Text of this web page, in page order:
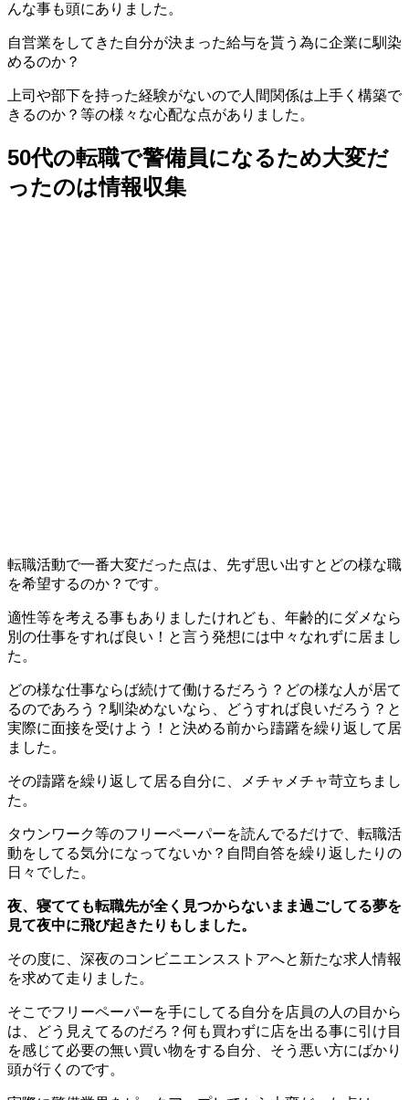
んな事も頭にありました。
自営業をしてきた自分が決まった給与を貰う為に企業に馴染
めるのか？
上司や部下を持った経験がないので人間関係は上手く構築で
きるのか？等の様々な心配な点がありました。
50代の転職で警備員になるため大変だ
ったのは情報収集
転職活動で一番大変だった点は、先ず思い出すとどの様な職
を希望するのか？です。
適性等を考える事もありましたけれども、年齢的にダメなら
別の仕事をすれば良い！と言う発想には中々なれずに居まし
た。
どの様な仕事ならば続けて働けるだろう？どの様な人が居て
るのであろう？馴染めないなら、どうすれば良いだろう？と
実際に面接を受けよう！と決める前から躊躇を繰り返して居
ました。
その躊躇を繰り返して居る自分に、メチャメチャ苛立ちまし
た。
タウンワーク等のフリーペーパーを読んでるだけで、転職活
動をしてる気分になってないか？自問自答を繰り返したりの
日々でした。
夜、寝てても転職先が全く見つからないまま過ごしてる夢を
見て夜中に飛び起きたりもしました。
その度に、深夜のコンビニエンスストアへと新たな求人情報
を求めて走りました。
そこでフリーペーパーを手にしてる自分を店員の人の目から
は、どう見えてるのだろ？何も買わずに店を出る事に引け目
を感じて必要の無い買い物をする自分、そう悪い方にばかり
頭が行くのです。